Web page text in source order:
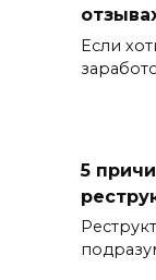
Если
5